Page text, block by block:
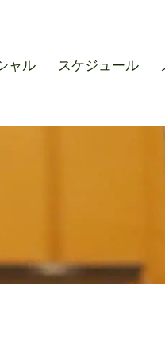
ャル スケジュール